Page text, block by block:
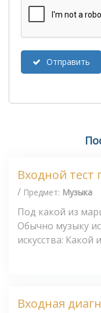
Отправить
Входной тест
/ Предмет: Музыка
Под какой из
Обычно музыку
искусства: Какой
Входная